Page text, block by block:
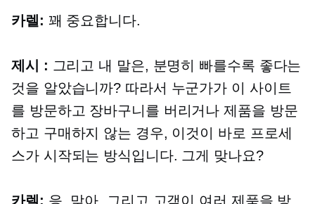
카렐: 꽤 중요합니다.
제시 : 그리고 내 말은, 분명히 빠를수록 좋다는
것을 알았습니까? 따라서 누군가가 이 사이트
를 방문하고 장바구니를 버리거나 제품을 방문
하고 구매하지 않는 경우, 이것이 바로 프로세
스가 시작되는 방식입니다. 그게 맞나요?
카렐: 응, 맞아. 그리고 고객이 여러 제품을 방